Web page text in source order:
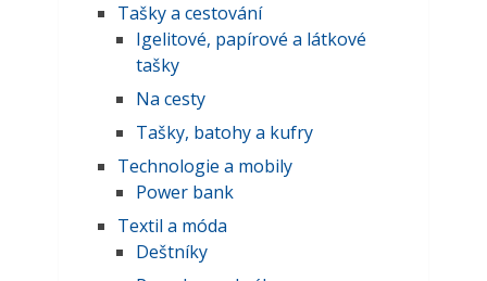
Tašky a cestování
Igelitové, papírové a látkové
tašky
Na cesty
Tašky, batohy a kufry
Technologie a mobily
Power bank
Textil a móda
Deštníky